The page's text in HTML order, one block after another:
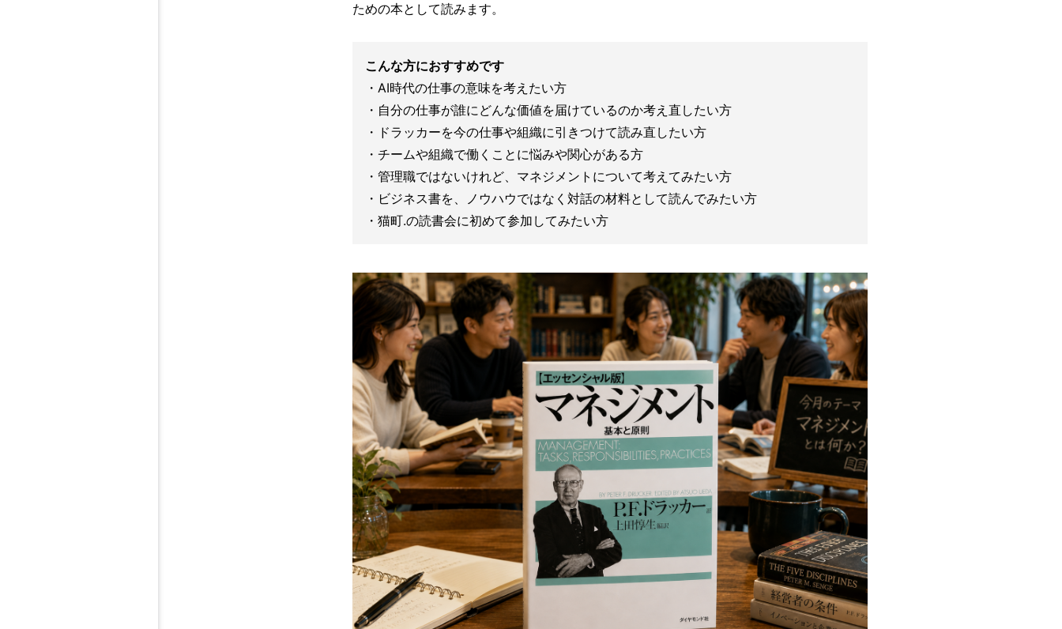
ための本として読みます。
こんな方におすすめです
・AI時代の仕事の意味を考えたい方
・自分の仕事が誰にどんな価値を届けているのか考え直したい方
・ドラッカーを今の仕事や組織に引きつけて読み直したい方
・チームや組織で働くことに悩みや関心がある方
・管理職ではないけれど、マネジメントについて考えてみたい方
・ビジネス書を、ノウハウではなく対話の材料として読んでみたい方
・猫町.の読書会に初めて参加してみたい方